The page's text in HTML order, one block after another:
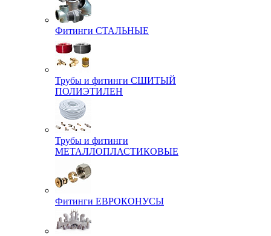
Фитинги СТАЛЬНЫЕ
Трубы и фитинги СШИТЫЙ
ПОЛИЭТИЛЕН
Трубы и фитинги
МЕТАЛЛОПЛАСТИКОВЫЕ
Фитинги ЕВРОКОНУСЫ